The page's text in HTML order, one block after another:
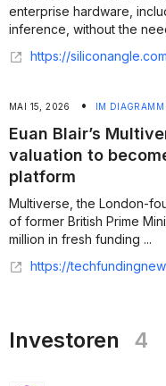
enterprise hardware,
inference, without the
https://siliconangle.com/2026/07/28/ai-model-compression-startup-multiverse-raises-
MAI 15, 2026 • IM
Euan Blair’s
valuation to
platform
Multiverse, the London-
of former British Prime
million in fresh funding ...
https://techfundingnews.com/euan-blairs-multiverse-raises-70m-at-2-1b-valuation-to-become-europes-
Investoren 4